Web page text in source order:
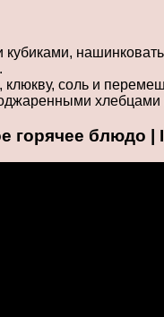
клюкву, соль и
хлебцами
блюдо |